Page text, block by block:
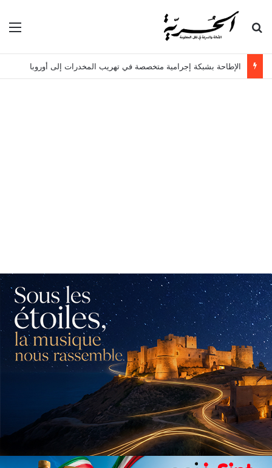
بحث عن
الإطاحة بشبكة إجرامية متخصصة في تهريب المخدرات إلى أوروبا